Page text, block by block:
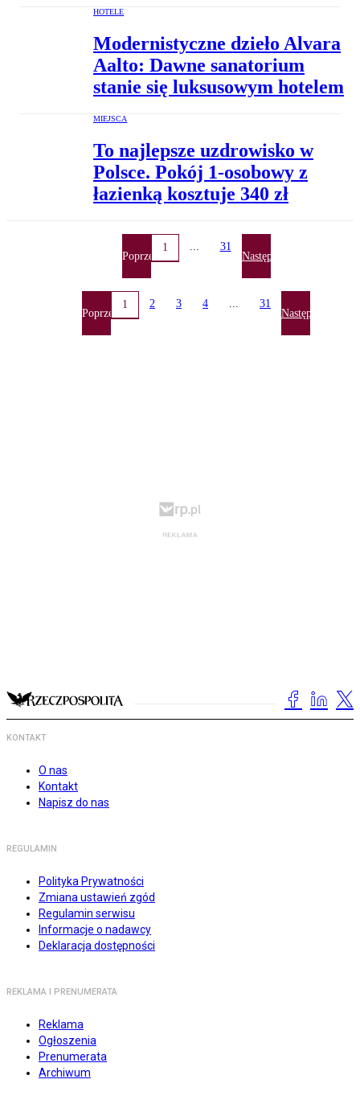
HOTELE
Modernistyczne dzieło Alvara
Aalto: Dawne sanatorium
stanie się luksusowym hotelem
MIEJSCA
To najlepsze uzdrowisko w
Polsce. Pokój 1-osobowy z
łazienką kosztuje 340 zł
Poprzednia
1 ... 31
Następna
Poprzednia
1 2 3 4 ... 31
Następna
KONTAKT
O nas
Kontakt
Napisz do nas
REGULAMIN
Polityka Prywatności
Zmiana ustawień zgód
Regulamin serwisu
Informacje o nadawcy
Deklaracja dostępności
REKLAMA I PRENUMERATA
Reklama
Ogłoszenia
Prenumerata
Archiwum